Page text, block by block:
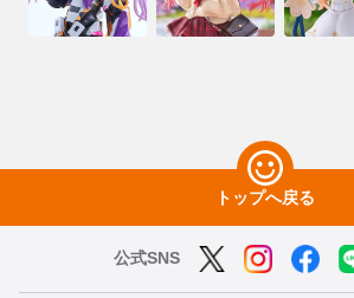
トップへ戻る
公式SNS